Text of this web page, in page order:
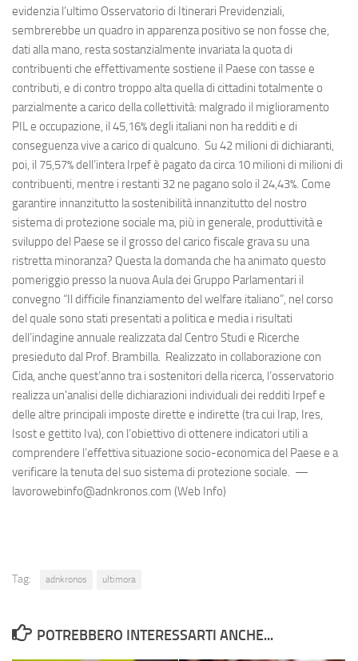
evidenzia l’ultimo Osservatorio di Itinerari Previdenziali,
sembrerebbe un quadro in apparenza positivo se non fosse che,
dati alla mano, resta sostanzialmente invariata la quota di
contribuenti che effettivamente sostiene il Paese con tasse e
contributi, e di contro troppo alta quella di cittadini totalmente o
parzialmente a carico della collettività: malgrado il miglioramento
PIL e occupazione, il 45,16% degli italiani non ha redditi e di
conseguenza vive a carico di qualcuno. Su 42 milioni di dichiaranti,
poi, il 75,57% dell’intera Irpef è pagato da circa 10 milioni di milioni di
contribuenti, mentre i restanti 32 ne pagano solo il 24,43%. Come
garantire innanzitutto la sostenibilità innanzitutto del nostro
sistema di protezione sociale ma, più in generale, produttività e
sviluppo del Paese se il grosso del carico fiscale grava su una
ristretta minoranza? Questa la domanda che ha animato questo
pomeriggio presso la nuova Aula dei Gruppo Parlamentari il
convegno “Il difficile finanziamento del welfare italiano”, nel corso
del quale sono stati presentati a politica e media i risultati
dell’indagine annuale realizzata dal Centro Studi e Ricerche
presieduto dal Prof. Brambilla. Realizzato in collaborazione con
Cida, anche quest’anno tra i sostenitori della ricerca, l’osservatorio
realizza un'analisi delle dichiarazioni individuali dei redditi Irpef e
delle altre principali imposte dirette e indirette (tra cui Irap, Ires,
Isost e gettito Iva), con l’obiettivo di ottenere indicatori utili a
comprendere l’effettiva situazione socio-economica del Paese e a
verificare la tenuta del suo sistema di protezione sociale. —
lavorowebinfo@adnkronos.com (Web Info)
Tag: adnkronos ultimora
POTREBBERO INTERESSARTI ANCHE...